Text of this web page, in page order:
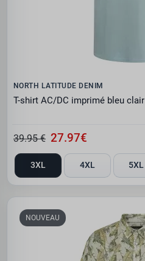
NORTH LATITUDE DENIM
T-shirt AC/DC imprimé bleu clair
39.95 € 27.97€
3XL 4XL 5XL
NOUVEAU